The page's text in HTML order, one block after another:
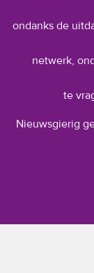
ondanks de
netwerk,
te
Nieuwsgierig